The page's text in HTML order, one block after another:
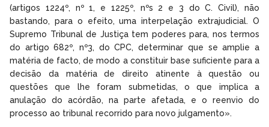
(artigos 1224º, nº 1, e 1225º, nºs 2 e 3 do C. Civil), não
bastando, para o efeito, uma interpelação extrajudicial. O
Supremo Tribunal de Justiça tem poderes para, nos termos
do artigo 682º, nº3, do CPC, determinar que se amplie a
matéria de facto, de modo a constituir base suficiente para a
decisão da matéria de direito atinente à questão ou
questões que lhe foram submetidas, o que implica a
anulação do acórdão, na parte afetada, e o reenvio do
processo ao tribunal recorrido para novo julgamento».